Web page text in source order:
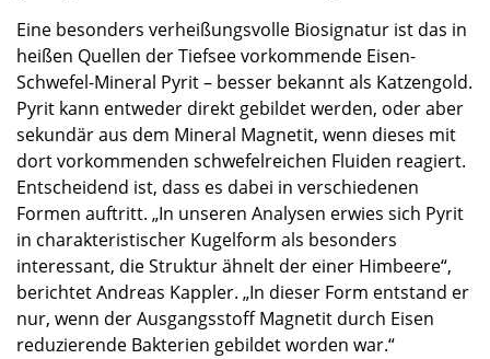
Eine besonders verheißungsvolle Biosignatur ist das in
heißen Quellen der Tiefsee vorkommende Eisen-
Schwefel-Mineral Pyrit – besser bekannt als Katzengold.
Pyrit kann entweder direkt gebildet werden, oder aber
sekundär aus dem Mineral Magnetit, wenn dieses mit
dort vorkommenden schwefelreichen Fluiden reagiert.
Entscheidend ist, dass es dabei in verschiedenen
Formen auftritt. „In unseren Analysen erwies sich Pyrit
in charakteristischer Kugelform als besonders
interessant, die Struktur ähnelt der einer Himbeere“,
berichtet Andreas Kappler. „In dieser Form entstand er
nur, wenn der Ausgangsstoff Magnetit durch Eisen
reduzierende Bakterien gebildet worden war.“